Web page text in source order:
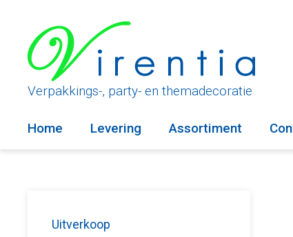
inhoudVerpakkings-, party- en themadecoratie
Home Levering Assortiment
Uitverkoop